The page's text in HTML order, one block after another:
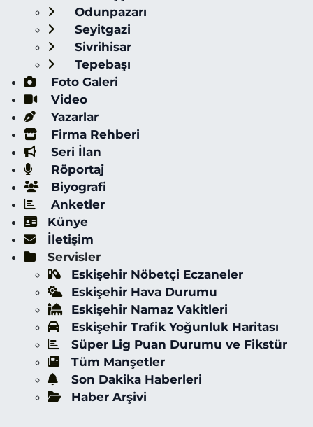
Odunpazarı
Seyitgazi
Sivrihisar
Tepebaşı
Foto Galeri
Video
Yazarlar
Firma Rehberi
Seri İlan
Röportaj
Biyografi
Anketler
Künye
İletişim
Servisler
Eskişehir Nöbetçi Eczaneler
Eskişehir Hava Durumu
Eskişehir Namaz Vakitleri
Eskişehir Trafik Yoğunluk Haritası
Süper Lig Puan Durumu ve Fikstür
Tüm Manşetler
Son Dakika Haberleri
Haber Arşivi